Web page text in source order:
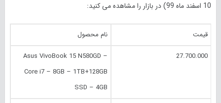
10 اسفند
ماه 99) در بازار را مشاهده می کنید:
قیمت نام محصول
27.700.000
Asus VivoBook 15 N580GD –
Core i7 – 8GB – 1TB+128GB
SSD – 4GB